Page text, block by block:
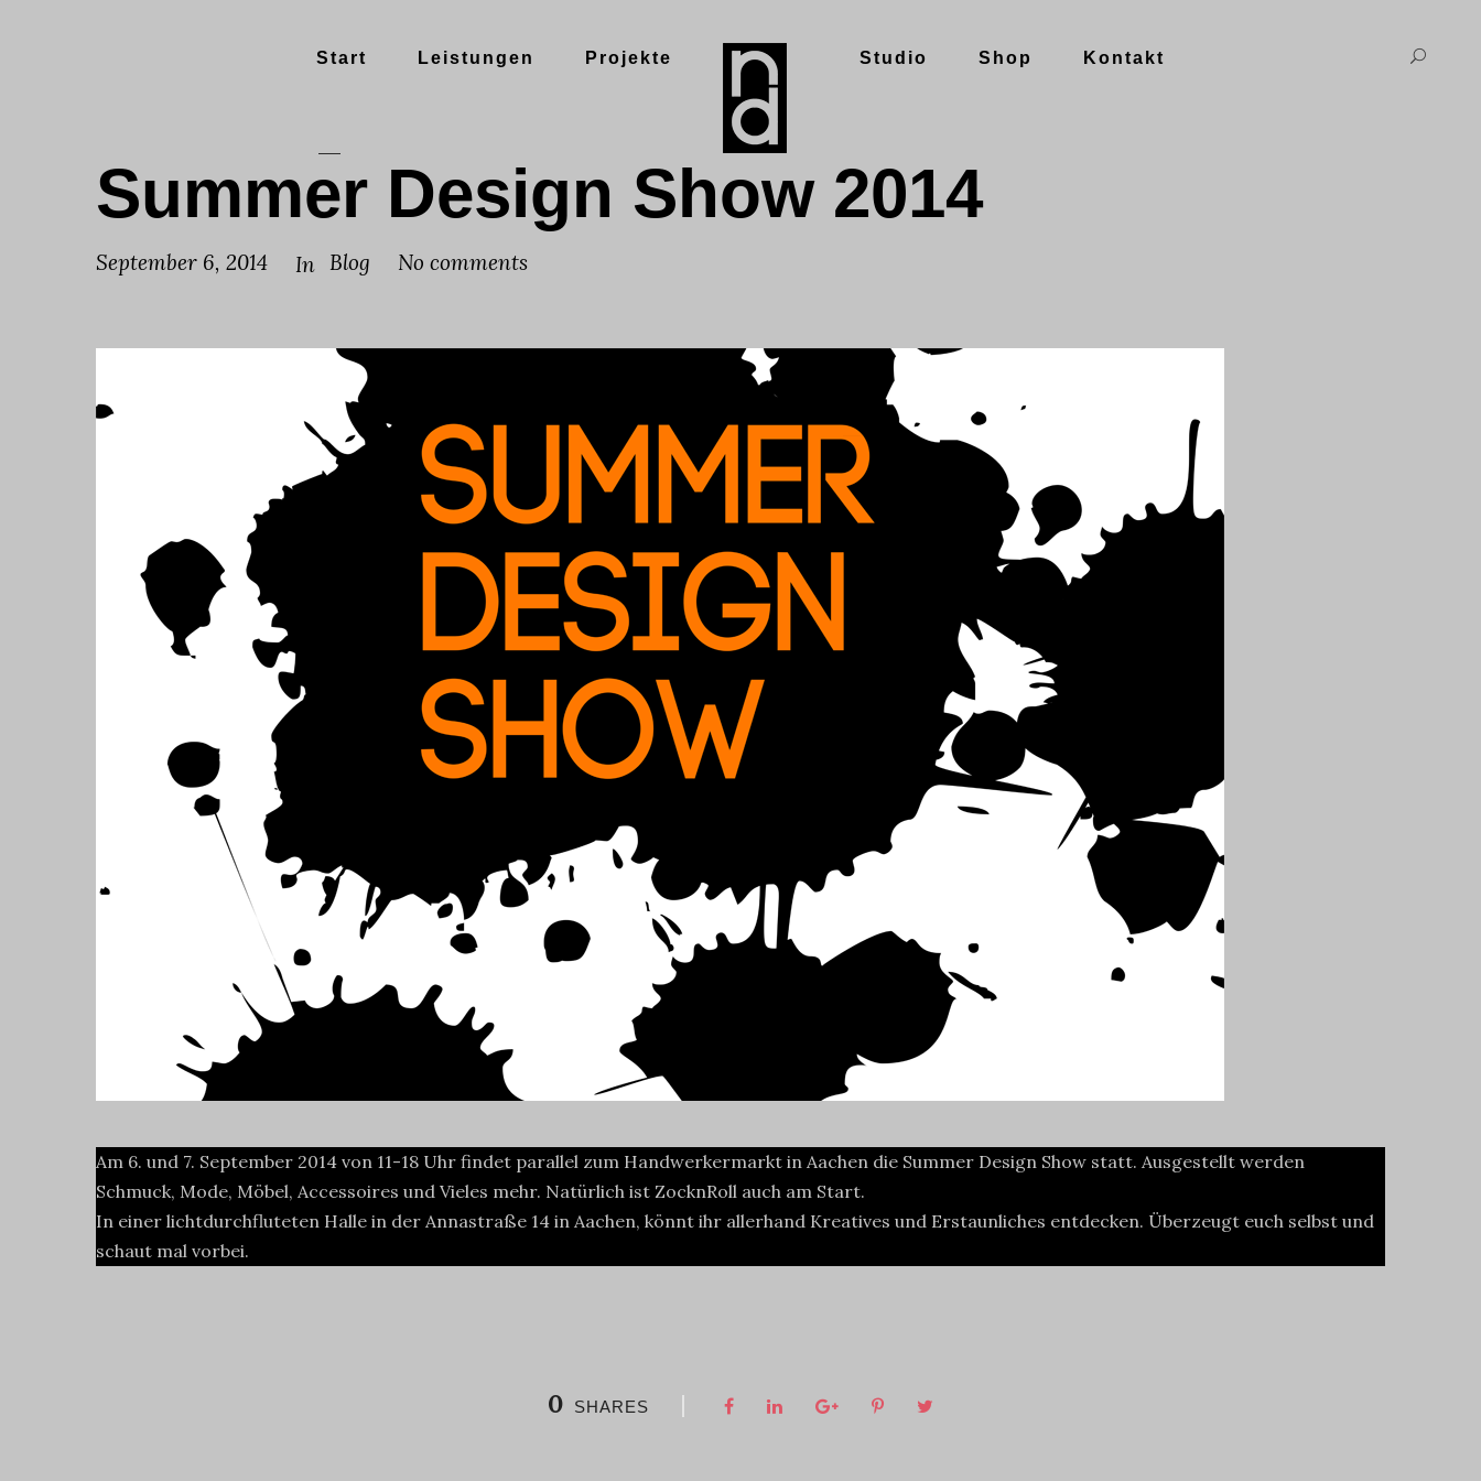
Start Leistungen Projekte Studio Shop Kontakt
Summer Design Show 2014
September 6, 2014 In Blog No comments
Am 6. und 7. September 2014 von 11-18 Uhr findet parallel zum Handwerkermarkt in Aachen die Summer Design Show statt. Ausgestellt werden
Schmuck, Mode, Möbel, Accessoires und Vieles mehr. Natürlich ist ZocknRoll auch am Start.
In einer lichtdurchfluteten Halle in der Annastraße 14 in Aachen, könnt ihr allerhand Kreatives und Erstaunliches entdecken. Überzeugt euch selbst und
schaut mal vorbei.
0 SHARES